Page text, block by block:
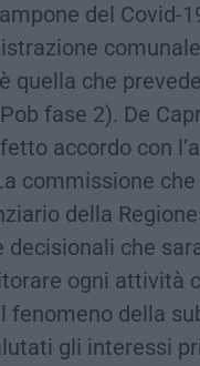
del Covid-
quella che
fase 2). De
accordo con
commissione
della
decisionali che
ogni attività
fenomeno della
gli interessi